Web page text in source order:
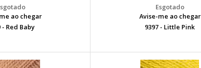
ao chegar
- Red Baby
Avise-me ao chegar
9397 - Little Pink